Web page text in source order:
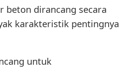
beton dirancang secara
karakteristik pentingnya
untuk